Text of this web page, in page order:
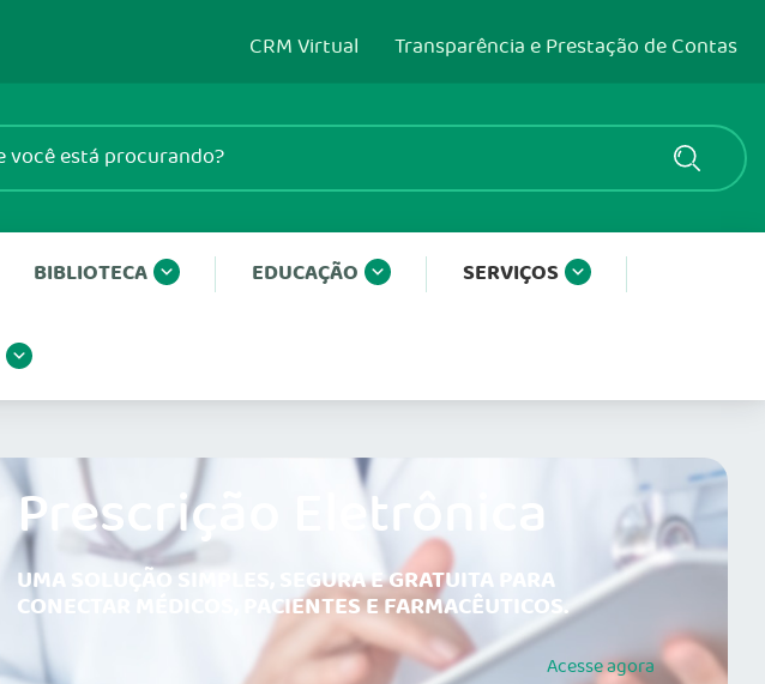
CRM Virtual Transparência e Prestação de Contas
BIBLIOTECA EDUCAÇÃO SERVIÇOS
Prescrição Eletrônica
UMA SOLUÇÃO SIMPLES, SEGURA E GRATUITA PARA
CONECTAR MÉDICOS, PACIENTES E FARMACÊUTICOS.
Acesseagora